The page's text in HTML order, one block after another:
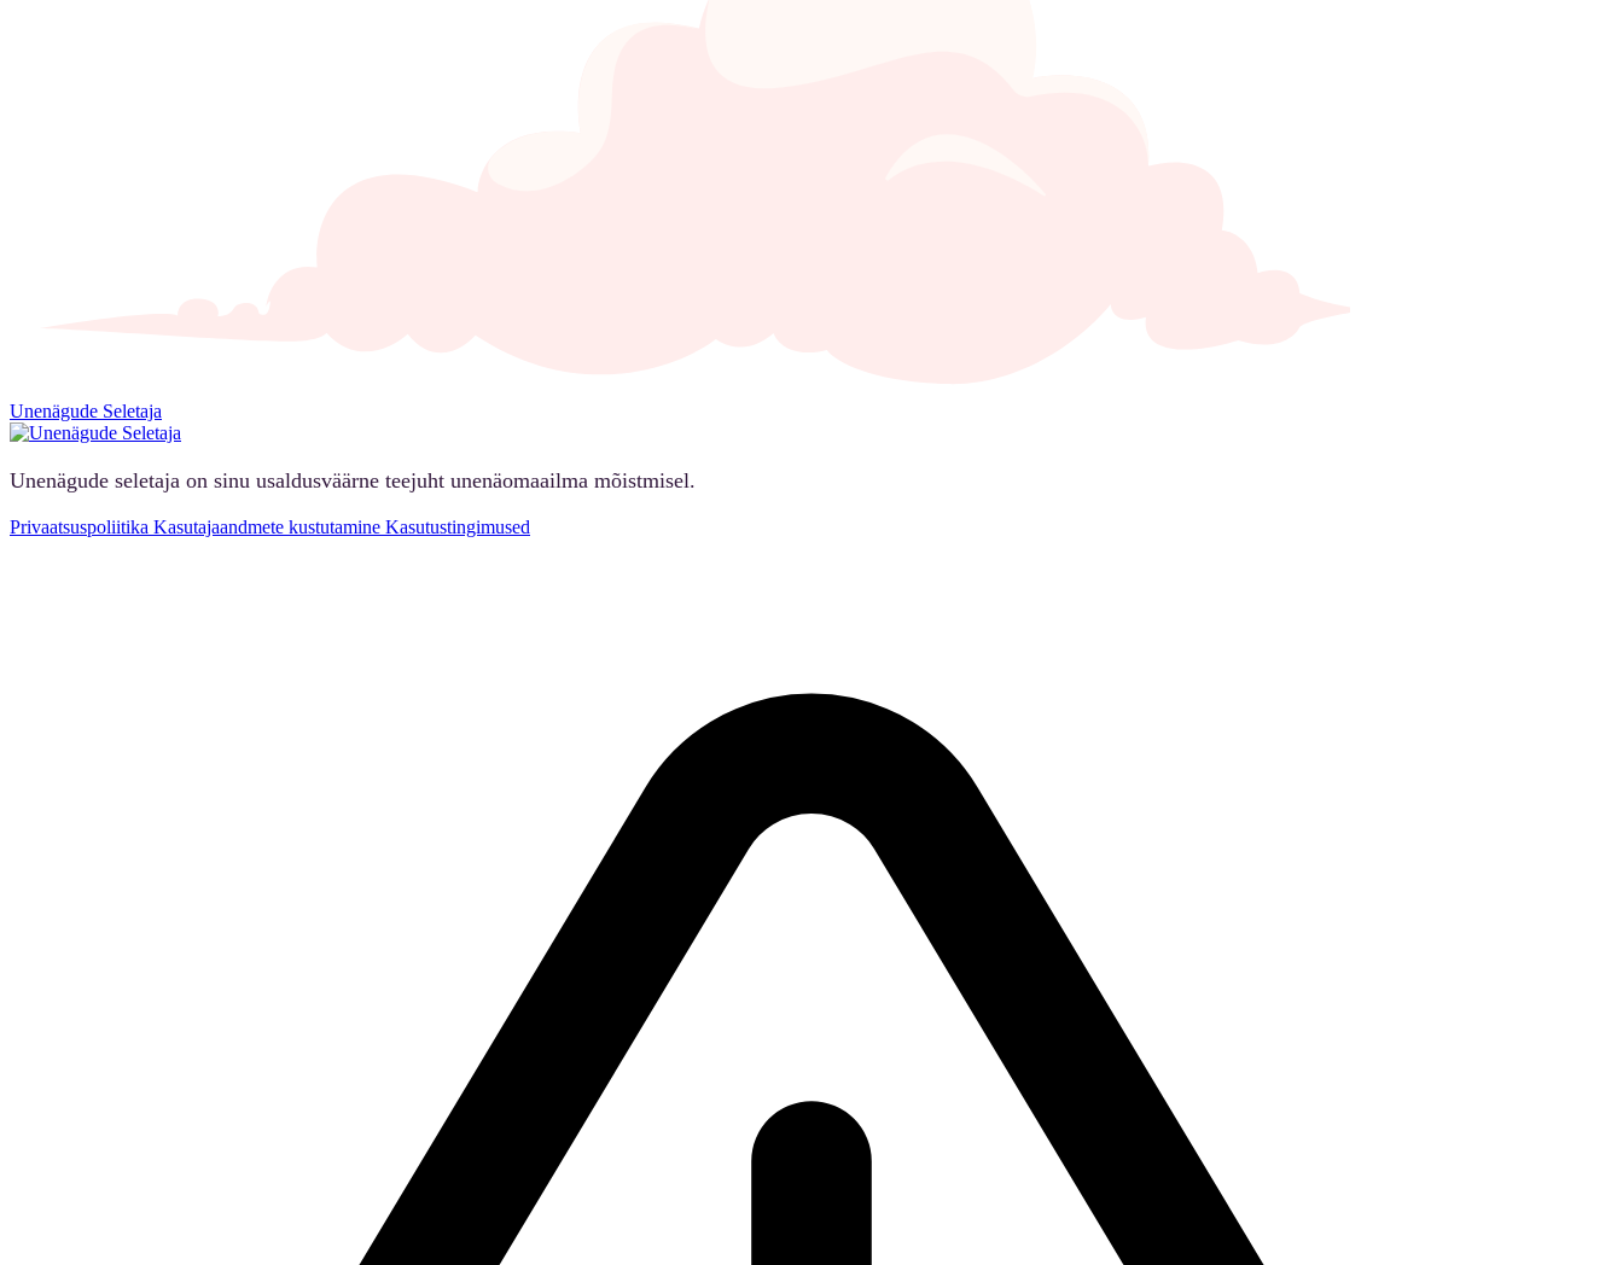
Unenägude Seletaja
Unenägude seletaja on sinu usaldusväärne teejuht unenäomaailma mõistmisel.
Privaatsuspoliitika Kasutajaandmete kustutamine Kasutustingimused